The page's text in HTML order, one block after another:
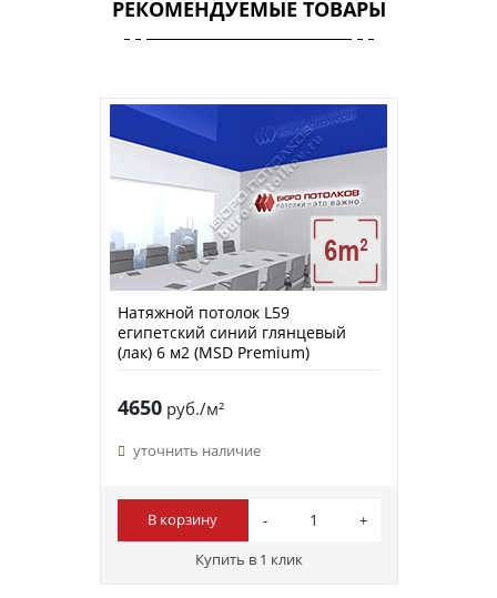
РЕКОМЕНДУЕМЫЕ ТОВАРЫ
Натяжной потолок L59
египетский синий глянцевый
(лак) 6 м2 (MSD Premium)
4650руб./м²
уточнить наличие
В корзину
Купить в 1 клик